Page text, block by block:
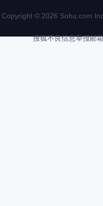
Copyright © 2026 Sohu.com
搜狐不良信息举报邮